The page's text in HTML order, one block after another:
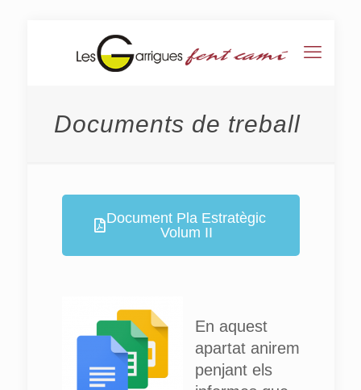
Documents de treball
Document Pla Estratègic
Volum II
En aquest
apartat anirem
penjant els